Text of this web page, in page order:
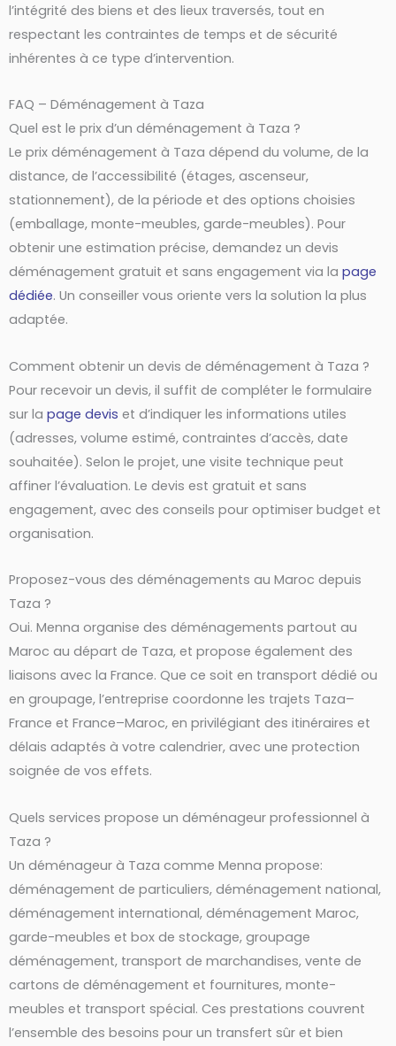
l’intégrité des biens et des lieux traversés, tout en
respectant les contraintes de temps et de sécurité
inhérentes à ce type d’intervention.
FAQ – Déménagement à Taza
Quel est le prix d’un déménagement à Taza ?
Le prix déménagement à Taza dépend du volume, de la
distance, de l’accessibilité (étages, ascenseur,
stationnement), de la période et des options choisies
(emballage, monte-meubles, garde-meubles). Pour
obtenir une estimation précise, demandez un devis
déménagement gratuit et sans engagement via la page
dédiée. Un conseiller vous oriente vers la solution la plus
adaptée.
Comment obtenir un devis de déménagement à Taza ?
Pour recevoir un devis, il suffit de compléter le formulaire
sur la page devis et d’indiquer les informations utiles
(adresses, volume estimé, contraintes d’accès, date
souhaitée). Selon le projet, une visite technique peut
affiner l’évaluation. Le devis est gratuit et sans
engagement, avec des conseils pour optimiser budget et
organisation.
Proposez-vous des déménagements au Maroc depuis
Taza ?
Oui. Menna organise des déménagements partout au
Maroc au départ de Taza, et propose également des
liaisons avec la France. Que ce soit en transport dédié ou
en groupage, l’entreprise coordonne les trajets Taza–
France et France–Maroc, en privilégiant des itinéraires et
délais adaptés à votre calendrier, avec une protection
soignée de vos effets.
Quels services propose un déménageur professionnel à
Taza ?
Un déménageur à Taza comme Menna propose:
déménagement de particuliers, déménagement national,
déménagement international, déménagement Maroc,
garde-meubles et box de stockage, groupage
déménagement, transport de marchandises, vente de
cartons de déménagement et fournitures, monte-
meubles et transport spécial. Ces prestations couvrent
l’ensemble des besoins pour un transfert sûr et bien